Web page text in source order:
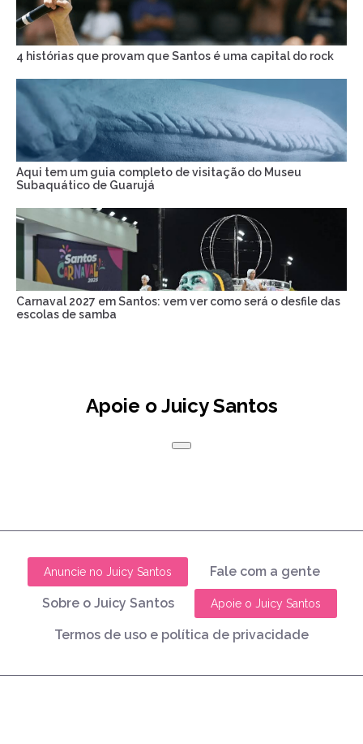
4 histórias que provam que Santos é uma capital do rock
Aqui tem um guia completo de visitação do Museu
Subaquático de Guarujá
Carnaval 2027 em Santos: vem ver como será o desfile das
escolas de samba
Apoie o Juicy Santos
Anuncie no Juicy Santos Fale com a gente
Sobre o Juicy Santos Apoie o Juicy Santos
Termos de uso e política de privacidade